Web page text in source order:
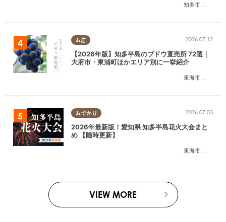
知多市半田市
お店
東海市大府市
2026.07.12
【2026年版】知多半島のブドウ直売所 72選｜
大府市・東浦町ほかエリア別に一挙紹介
おでかけ
東海市大府市
2026.07.03
2026年最新版！愛知県 知多半島花火大会まと
め 【随時更新】
VIEW MORE